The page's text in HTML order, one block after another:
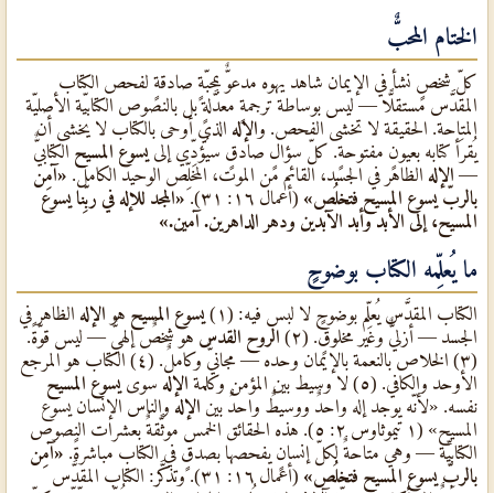
الختام المحبٌّ
كلّ شخصٍ نشأ في الإيمان شاهد يهوه مدعوٌّ بمحبّةٍ صادقةٍ لفحص الكتاب
المقدَّس مستقلًّا — ليس بوساطة ترجمةٍ معدَّلةٍ بل بالنصوص الكتابيّة الأصليّة
المتاحة. الحقيقة لا تخشى الفحص. والإله الذي أوحى بالكتاب لا يخشى أن
يُقرَأ كتابه بعيونٍ مفتوحةٍ. كلّ سؤالٍ صادقٍ سيُؤدِّي إلى يسوع المسيح الكتابيٌّ
— الإله الظاهر في الجسد، القائم من الموت، المخلِّص الوحيد الكامل. «آمِن
بالربّ يسوع المسيح فتخلُص» (أعمال ١٦: ٣١).
«المجد للإله في ربِّنا يسوع
المسيح، إلى الأبد وأبد الآبدين ودهر الداهرين. آمين.»
ما يُعلِّمه الكتاب بوضوحٍ
الكتاب المقدَّس يُعلِّم بوضوحٍ لا لبس فيه: (١) يسوع المسيح هو الإله الظاهر في
الجسد — أزليٌّ وغير مخلوقٍ. (٢)
الروح القدس هو شخصٌ إلهيٌّ — ليس قوّةً.
(٣) الخلاص بالنعمة بالإيمان وحده — مجانيٌّ وكاملٌ. (٤) الكتاب هو المرجع
الأوحد والكافي. (٥) لا وسيط بين المؤمن وكلمة
الإله سوى يسوع المسيح
نفسه. «لأنّه يوجد إله واحدٌ ووسيطٌ واحدٌ بين الإله والناس الإنسان يسوع
المسيح» (١ تيموثاوس ٢: ٥). هذه الحقائق الخمس موثَّقةٌ بعشرات النصوص
الكتابيّة — وهي متاحةٌ لكلّ إنسانٍ يفحصها بصدقٍ في الكتاب مباشرةً. «آمِن
بالربّ يسوع المسيح فتخلُص»
(أعمال ١٦: ٣١). وتذكَّر: الكتاب المقدَّس